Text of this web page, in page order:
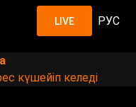
LIVE РУС
күшейіп келеді